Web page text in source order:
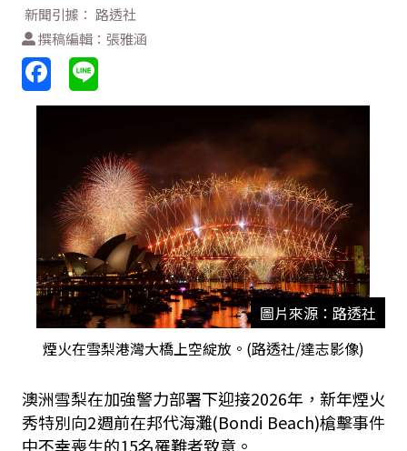
新聞引據： 路透社
撰稿編輯：張雅涵
圖片來源：路透社
煙火在雪梨港灣大橋上空綻放。(路透社/達志影像)
澳洲雪梨在加強警力部署下迎接2026年，新年煙火
秀特別向2週前在邦代海灘(Bondi Beach)槍擊事件
中不幸喪生的15名罹難者致意。